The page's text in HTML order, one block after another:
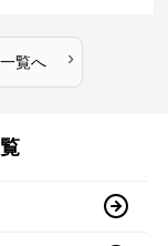
一覧へ ›